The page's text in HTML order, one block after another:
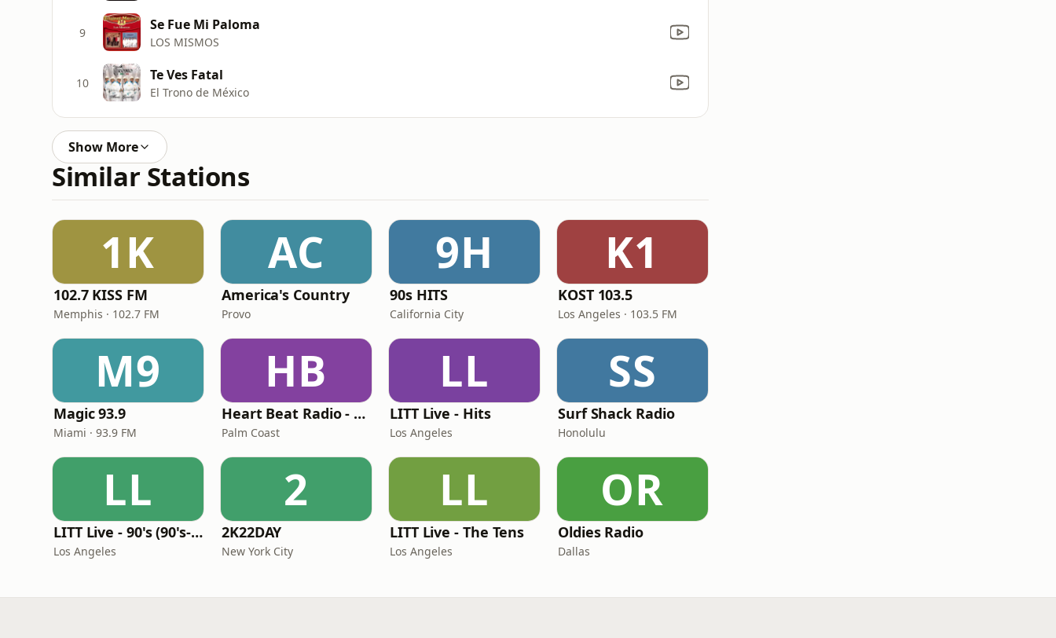
9 Se Fue Mi Paloma
LOS MISMOS
10 Te Ves Fatal
El Trono de México
Show More
Similar Stations
1K
102.7 KISS FM
Memphis · 102.7 FM
AC
America's Country
Provo
9H
90s HITS
California City
K1
KOST 103.5
Los Angeles · 103.5 FM
M9
Magic 93.9
Miami · 93.9 FM
HB
Heart Beat Radio - Back To The 80's Radio
Palm Coast
LL
LITT Live - Hits
Los Angeles
SS
Surf Shack Radio
Honolulu
LL
LITT Live - 90's (90's-Boomerang)
Los Angeles
2
2K22DAY
New York City
LL
LITT Live - The Tens
Los Angeles
OR
Oldies Radio
Dallas